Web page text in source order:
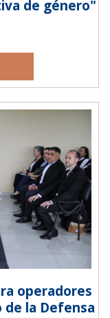
de género"
operadores
la Defensa